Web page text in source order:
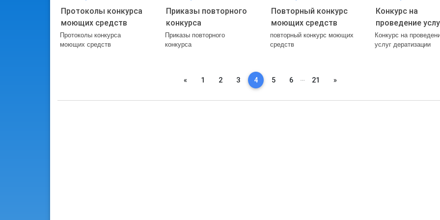
Протоколы конкурса
моющих средств
Протоколы конкурса
моющих средств
Приказы повторного
конкурса
Приказы повторного
конкурса
Повторный конкурс
моющих средств
повторный конкурс моющих
средств
Конкурс на
проведение
дератизации
Конкурс на
услуг дератизации
«Previous
1 2 3 4 5 6 21 »Next